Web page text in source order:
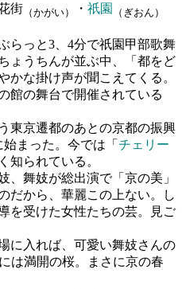
街 （かがい） ・ 祇園 （ぎおん）
らっと3、4分で祇園甲部歌舞
ょうちんが並ぶ中、「都をど
かな掛け声が聞こえてくる。
館の舞台で開催されている
東京遷都のあとの京都の振興
まった。今では「 チェリー
知られている。
舞妓が総出演で「京の美」
だから、華麗この上ない。し
を受けた女性たちの芸。見ご
に入れば、可愛い舞妓さんの
は満開の桜。まさに京の春